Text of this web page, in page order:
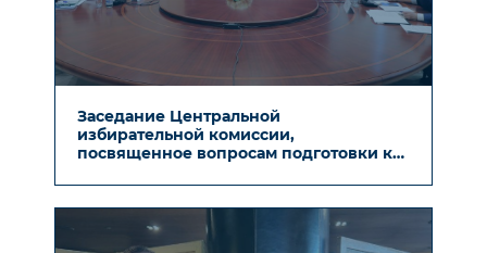
Заседание Центральной
избирательной комиссии,
посвященное вопросам подготовки к